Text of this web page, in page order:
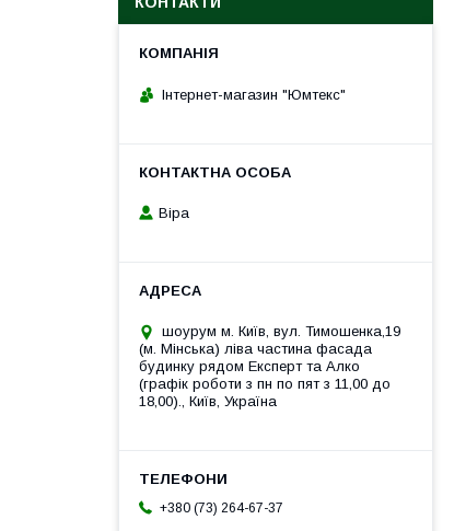
Інтернет-магазин "Юмтекс"
Віра
шоурум м. Київ, вул. Тимошенка,19
(м. Мінська) ліва частина фасада
будинку рядом Експерт та Алко
(графік роботи з пн по пят з 11,00 до
18,00)., Київ, Україна
+380 (73) 264-67-37